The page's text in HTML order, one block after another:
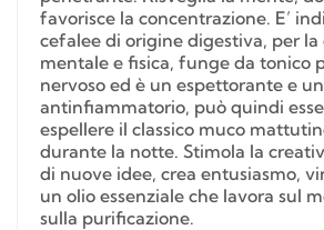
favorisce la concentrazione. E’
cefalee di origine digestiva, per la
mentale e fisica, funge da tonico
nervoso ed è un espettorante e un
antinfiammatorio, può quindi
espellere il classico muco
durante la notte. Stimola la
di nuove idee, crea entusiasmo,
un olio essenziale che lavora sul
sulla purificazione.